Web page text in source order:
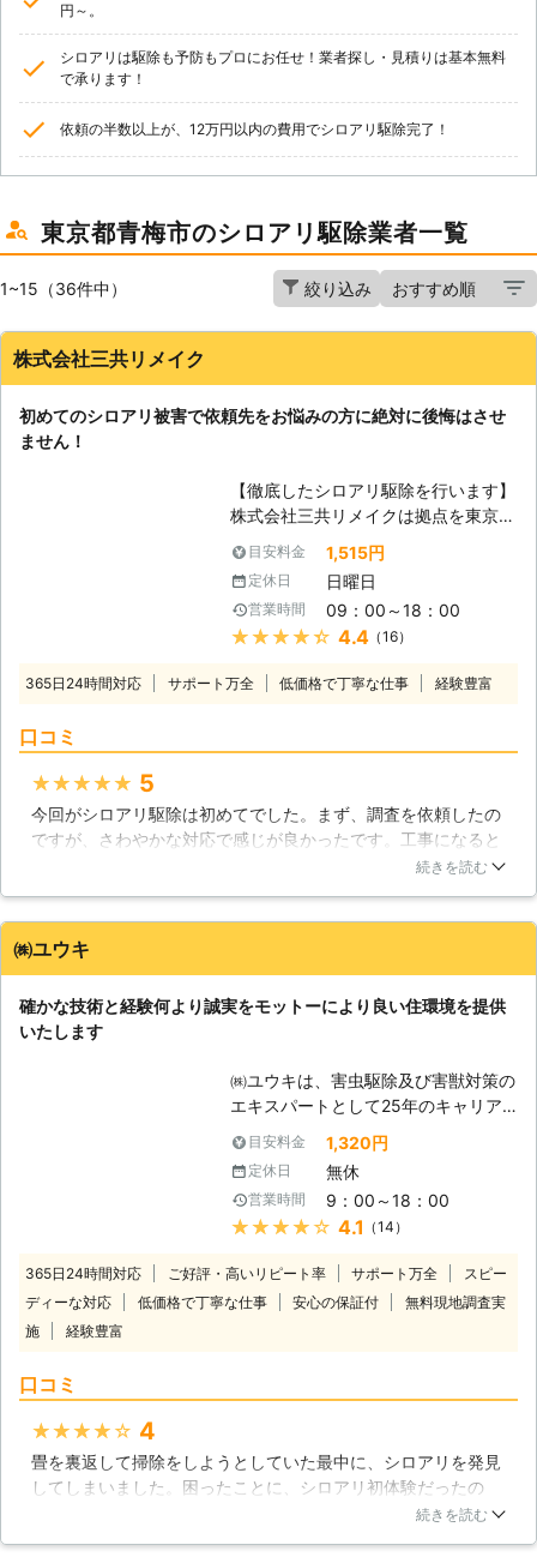
円～。
シロアリは駆除も予防もプロにお任せ！業者探し・見積りは基本無料
で承ります！
依頼の半数以上が、12万円以内の費用でシロアリ駆除完了！
東京都青梅市のシロアリ駆除業者一覧
1~15（36件中） 絞り込み
株式会社三共リメイク
初めてのシロアリ被害で依頼先をお悩みの方に絶対に後悔はさせ
ません！
【徹底したシロアリ駆除を行います】
株式会社三共リメイクは拠点を東京や
千葉、茨城におき、東京都を中心に関
東一円のシロアリ駆除のプロフェッシ
ョナルとして活動しています。ターマ
イトコントロール業務を遂行するに当
たり、ヤマトシロアリやイエシロア
態や生態を熟知した日本シロアリ対策
て調査を行います。分かりやすく丁寧
な言葉遣いと説明を心がけています。
【弊社ならではのサービス】 一般的
な木造の在来工法を始め、2×4・パネ
ル構法・ログハウス・鉄骨造・鉄筋コ
ます。床下などの普段目に見えない環
境で、どのような被害状況でどんな原
し、分かりやすくご説明致しますが、
不安な点がありましたら、お気軽にご
相談下さい。保証期間5年の保証書も
しっかり発行し、保証期間中は定期的
に点検にお伺いしてシロアリの再発が
無いかチェックし、管理させていただ
きますのでご安心下さい。シロアリ予
すので、弊社にぜひご一報下さい。
目安料金 1,515円
定休日 日曜日
営業時間 09：00～18：00
★★★★★ 4.4（16）
365日24時間対応 サポート万全 低価格で丁寧な仕事 経験豊富
口コミ
★★★★★ 5
今回がシロアリ駆除は初めてでした。まず、調査を依頼したの
ですが、さわやかな対応で感じが良かったです。工事になると
聞いた時は驚きましたが、丁寧な説明で、納得できました。定
りました。ありがとうございます。
東京都 葛飾区 2016年12月27日
続きを読む
㈱ユウキ
確かな技術と経験何より誠実をモットーにより良い住環境を提供
いたします
㈱ユウキは、害虫駆除及び害獣対策の
エキスパートとして25年のキャリア
に基づいて大切なお家の環境維持に努
めてまいります。年中無休と迅速な対
応を常として、お客様の信頼にこたえ
てまいります。まずはお気軽にご相談
からでも結構ですのでご連絡くださ
験豊富な当社では、丁寧なサービスと
高品質な薬剤使用で、お客様に満足い
ためにこれからも精進してまいります
ご安心いただくため、大手保険会社と
の協力により、5年間の安心保証をお
目安料金 1,320円
定休日 無休
営業時間 9：00～18：00
★★★★★ 4.1 （14）
365日24時間対応 ご好評・高いリピート率 サポート万全
スピー
ディーな対応
低価格で丁寧な仕事 安心の保証付
無料現地調査実
施
経験豊富
口コミ
★★★★★ 4
畳を裏返して掃除をしようとしていた最中に、シロアリを発見
してしまいました。困ったことに、シロアリ初体験だったの
で、どこに連絡すればよいか分からず生活110番をにらめっこ
続きを読む